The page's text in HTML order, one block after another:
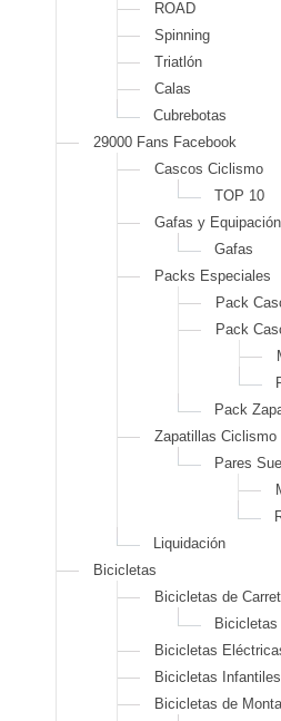
ROAD
Spinning
Triatlón
Calas
Cubrebotas
29000 Fans Facebook
Cascos Ciclismo
TOP 10
Gafas y Equipación
Gafas
Packs Especiales
Pack
Pack
Pack
Zapatillas Ciclismo
Pares
Liquidación
Bicicletas
Bicicletas de
Bicicletas
Bicicletas
Bicicletas Infantiles
Bicicletas de